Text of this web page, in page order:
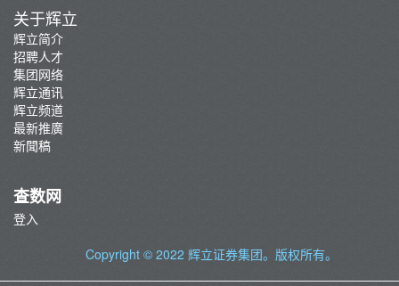
关于辉立
辉立简介
招聘人才
集团网络
辉立通讯
辉立频道
最新推廣
新聞稿
查数网
登入
Copyright © 2022 辉立证券集团。版权所有。